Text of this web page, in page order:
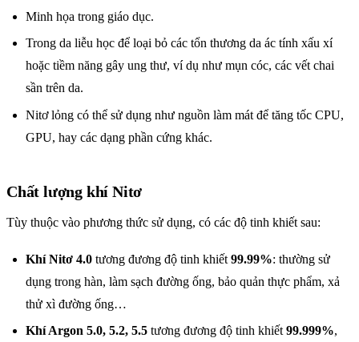
Minh họa trong giáo dục.
Trong da liễu học để loại bỏ các tổn thương da ác tính xấu xí
hoặc tiềm năng gây ung thư, ví dụ như mụn cóc, các vết chai
sần trên da.
Nitơ lỏng có thể sử dụng như nguồn làm mát để tăng tốc CPU,
GPU, hay các dạng phần cứng khác.
Chất lượng khí Nitơ
Tùy thuộc vào phương thức sử dụng, có các độ tinh khiết sau:
Khí Nitơ 4.0 tương đương độ tinh khiết 99.99%: thường sử
dụng trong hàn, làm sạch đường ống, bảo quản thực phẩm, xả
thử xì đường ống…
Khí Argon 5.0, 5.2, 5.5 tương đương độ tinh khiết 99.999%,